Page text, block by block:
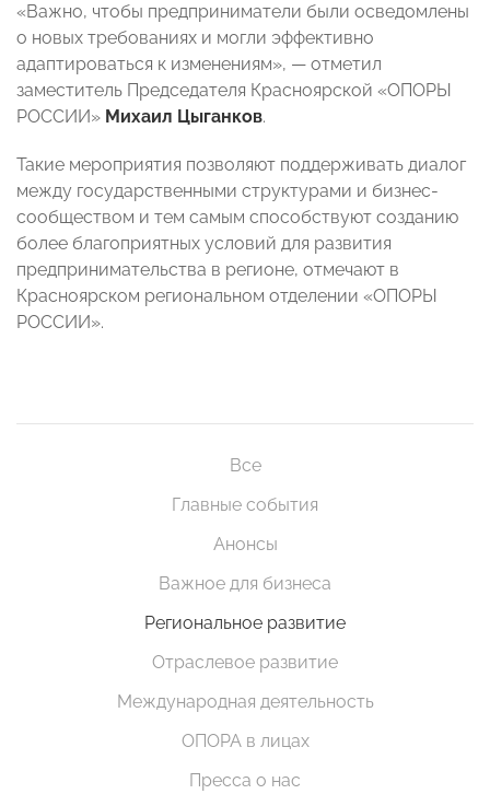
«Важно, чтобы предприниматели были осведомлены
о новых требованиях и могли эффективно
адаптироваться к изменениям», — отметил
заместитель Председателя Красноярской «ОПОРЫ
РОССИИ» Михаил Цыганков.
Такие мероприятия позволяют поддерживать диалог
между государственными структурами и бизнес-
сообществом и тем самым способствуют созданию
более благоприятных условий для развития
предпринимательства в регионе, отмечают в
Красноярском региональном отделении «ОПОРЫ
РОССИИ».
Все
Главные события
Анонсы
Важное для бизнеса
Региональное развитие
Отраслевое развитие
Международная деятельность
ОПОРА в лицах
Пресса о нас